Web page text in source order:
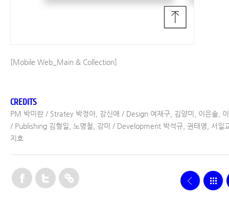
[Mobile Web_Main & Collection]
CREDITS
PM 박미란 / Stratey 박정아, 강신애 / Design 여재구, 김양미, 이은솔,
/ Publishing 김형일, 노명철, 강미 / Development 박석규, 권태영, 서일
지호